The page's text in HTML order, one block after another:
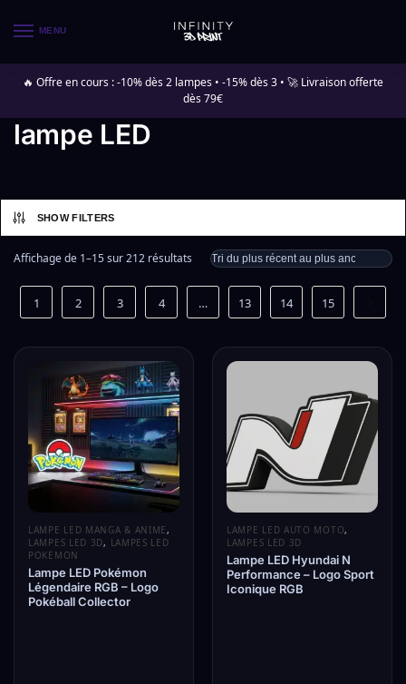
MENU
🔥 Offre en cours : -10% dès 2 lampes • -15% dès 3 • 🚀 Livraison offerte
dès 79€
lampe LED
SHOW FILTERS
Affichage de 1–15 sur 212 résultats
1 2 3 4 … 13 14 15
LAMPE LED MANGA & ANIME,
LAMPES LED 3D, LAMPES LED
POKEMON
Lampe LED Pokémon
Légendaire RGB – Logo
Pokéball Collector
LAMPE LED AUTO MOTO,
LAMPES LED 3D
Lampe LED Hyundai N
Performance – Logo Sport
Iconique RGB